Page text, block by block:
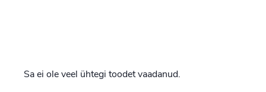
Sa ei ole veel ühtegi toodet vaadanud.